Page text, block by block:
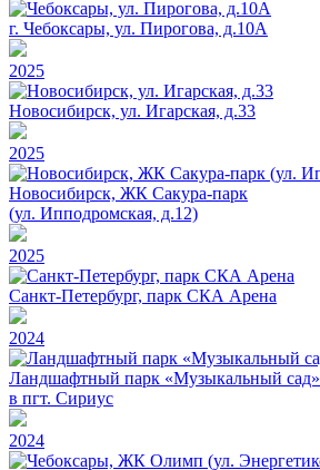
г. Чебоксары, ул. Пирогова, д.10А
2025
Новосибирск, ул. Игарская, д.33
2025
Новосибирск, ЖК Сакура-парк
(ул. Ипподромская, д.12)
2025
Санкт-Петербург, парк СКА Арена
2024
Ландшафтный парк «Музыкальный сад»
в пгт. Сириус
2024